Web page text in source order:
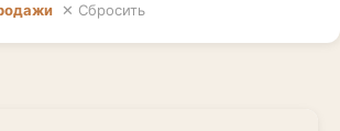
✕ Сбросить